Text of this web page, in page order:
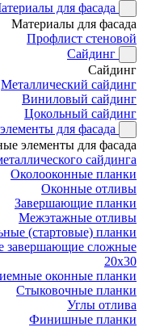
для фасада
Материалы для фасада
Профлист стеновой
Сайдинг
Сайдинг
Металлический сайдинг
Виниловый сайдинг
Цокольный сайдинг
для фасада
элементы для фасада
сайдинга
Околооконные планки
Оконные отливы
Завершающие планки
Межэтажные отливы
(стартовые) планки
завершающие сложные
20x30
оконные планки
Стыковочные планки
Углы отлива
Финишные планки